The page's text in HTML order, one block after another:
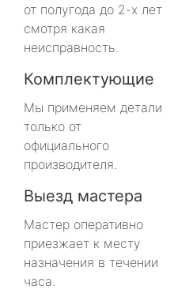
от полугода до 2-х лет
смотря какая
неисправность.
Комплектующие
Мы применяем детали
только от
официального
производителя.
Выезд мастера
Мастер оперативно
приезжает к месту
назначения в течении
часа.